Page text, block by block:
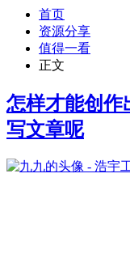
首页
资源分享
值得一看
正文
怎样才能创作
写文章呢